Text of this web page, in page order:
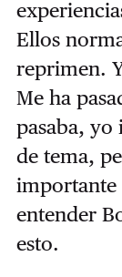
Ellos
reprimen.
Me ha
pasaba, yo
de tema,
importante
entender
esto.